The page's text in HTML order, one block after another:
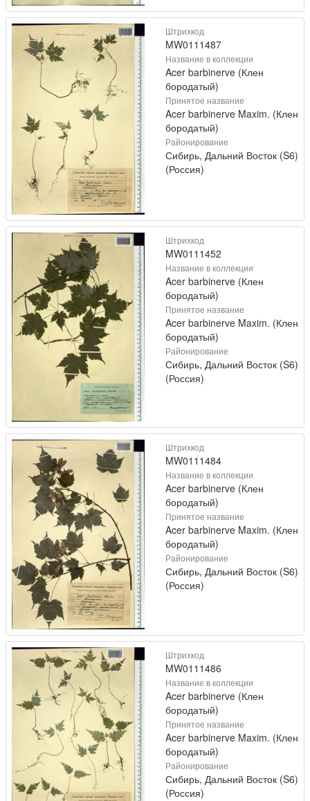
Штрихкод
MW0111487
Название в коллекции
Acer barbinerve (Клен
бородатый)
Принятое название
Acer barbinerve Maxim. (Клен
бородатый)
Районирование
Сибирь, Дальний Восток (S6)
(Россия)
Штрихкод
MW0111452
Название в коллекции
Acer barbinerve (Клен
бородатый)
Принятое название
Acer barbinerve Maxim. (Клен
бородатый)
Районирование
Сибирь, Дальний Восток (S6)
(Россия)
Штрихкод
MW0111484
Название в коллекции
Acer barbinerve (Клен
бородатый)
Принятое название
Acer barbinerve Maxim. (Клен
бородатый)
Районирование
Сибирь, Дальний Восток (S6)
(Россия)
Штрихкод
MW0111486
Название в коллекции
Acer barbinerve (Клен
бородатый)
Принятое название
Acer barbinerve Maxim. (Клен
бородатый)
Районирование
Сибирь, Дальний Восток (S6)
(Россия)